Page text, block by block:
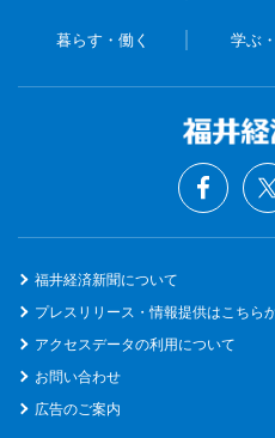
暮らす・働く 学ぶ
福井経済新聞について
プレスリリース・情報提供はこちら
アクセスデータの利用について
お問い合わせ
広告のご案内